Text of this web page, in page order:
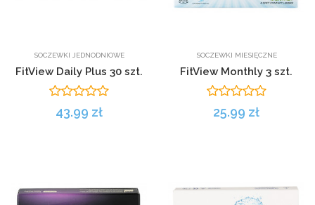
SOCZEWKI JEDNODNIOWE
FitView Daily Plus 30 szt.
43.99 zł
SOCZEWKI MIESIĘCZNE
FitView Monthly 3 szt.
25.99 zł